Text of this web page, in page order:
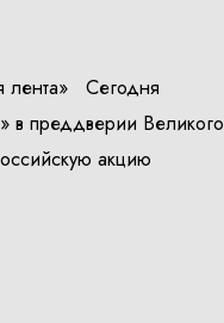
лента» Сегодня
преддверии Великого
акцию